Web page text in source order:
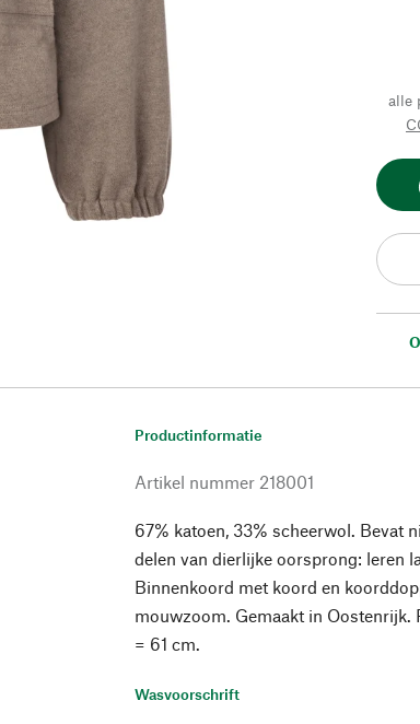
alle
Productinformatie
Artikel nummer 218001
67% katoen, 33% scheerwol. Bevat
delen van dierlijke oorsprong: leren
Binnenkoord met koord en
mouwzoom. Gemaakt in Oostenrijk.
= 61 cm.
Wasvoorschrift